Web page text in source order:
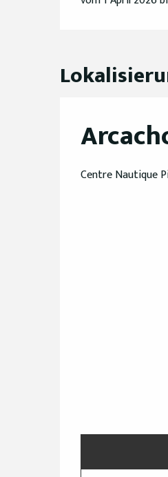
Centre Nautique